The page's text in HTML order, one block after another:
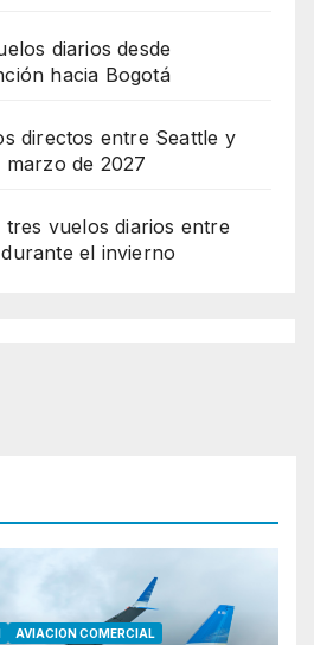
diarios desde
hacia Bogotá
directos entre Seattle y
de 2027
vuelos diarios entre
el invierno
AVIACION COMERCIAL